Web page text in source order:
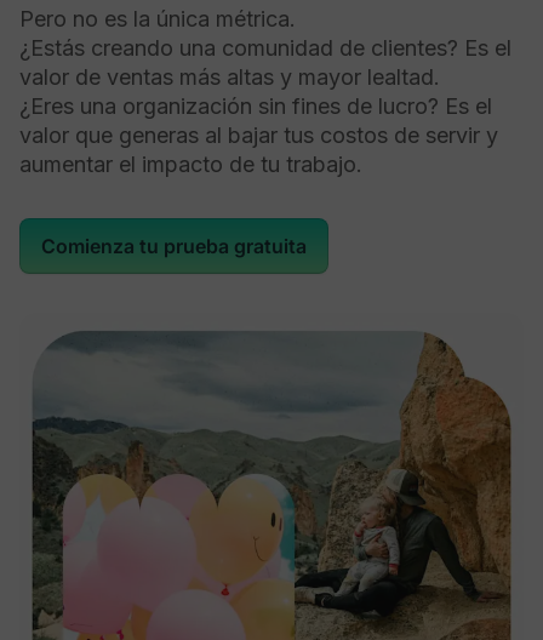
Disponible en iOS, Android y la Web
Miembros
Anfitriones y moderadores
3 Hosts, 10
moderadores
5 Hosts, 15
moderadores
Ilimitado
Espacios
Pero no es la única métrica.
¿Estás creando una comunidad de clientes? Es el
valor de ventas más altas y mayor lealtad.
¿Eres una organización sin fines de lucro? Es el
valor que generas al bajar tus costos de servir y
aumentar el impacto de tu trabajo.
Comienza tu prueba gratuita